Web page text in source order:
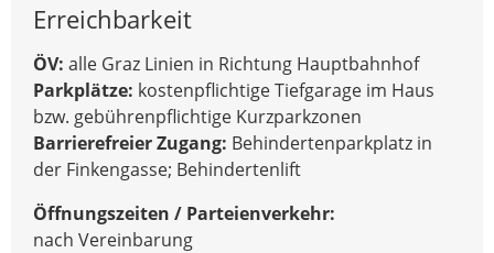
Erreichbarkeit
ÖV: alle Graz Linien in Richtung Hauptbahnhof
Parkplätze: kostenpflichtige Tiefgarage im Haus
bzw. gebührenpflichtige Kurzparkzonen
Barrierefreier Zugang: Behindertenparkplatz in
der Finkengasse; Behindertenlift
Öffnungszeiten / Parteienverkehr:
nach Vereinbarung